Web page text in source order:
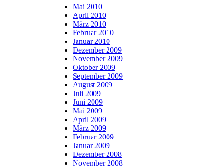
Mai 2010
April 2010
März 2010
Februar 2010
Januar 2010
Dezember 2009
November 2009
Oktober 2009
September 2009
August 2009
Juli 2009
Juni 2009
Mai 2009
April 2009
März 2009
Februar 2009
Januar 2009
Dezember 2008
November 2008